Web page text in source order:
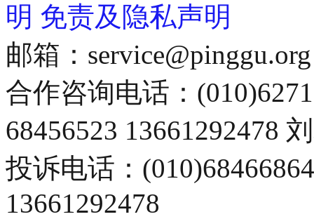
明 免责及隐私声明
邮箱：service@pinggu.org
合作咨询电话：
68456523 13661292478
投诉电话：
13661292478